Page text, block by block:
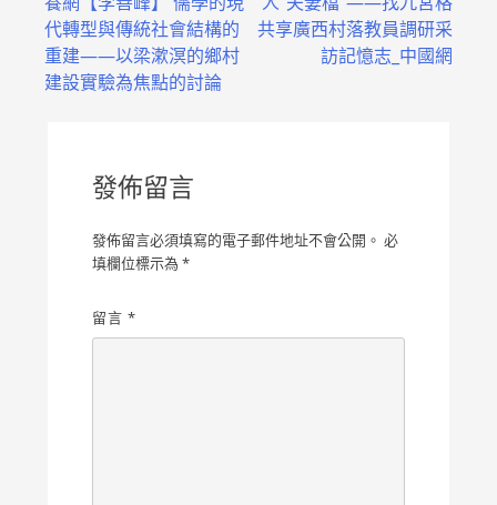
代轉型與傳統社會結構的
重建——以梁漱溟的鄉村
建設實驗為焦點的討論
共享廣西村落教員調研采
訪記憶志_中國網
發佈留言
發佈留言必須填寫的電子郵件地址不會公開。 必
填欄位標示為 *
留言 *